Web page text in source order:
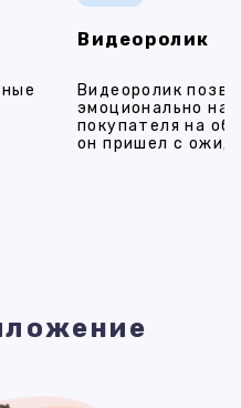
Видеоролик
Видеоролик
эмоционально
покупателя на
он пришел с